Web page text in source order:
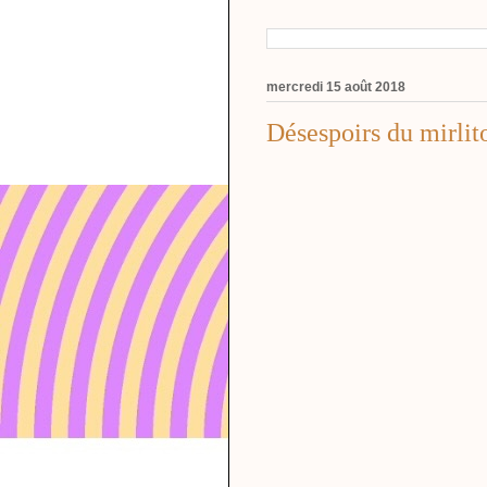
mercredi 15 août 2018
Désespoirs du